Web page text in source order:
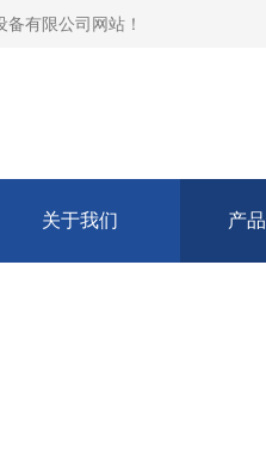
备有限公司网站 ！
关于我们 产